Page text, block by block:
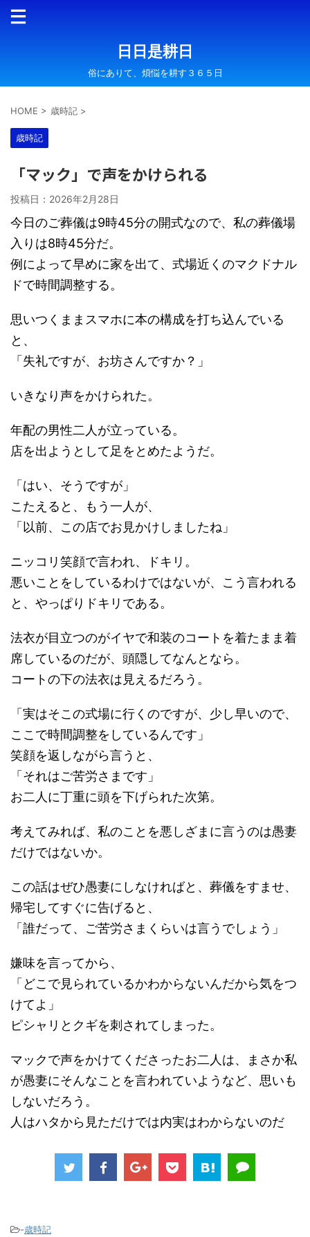
日日是耕日
俗にありて、煩悩を耕す３６５日
HOME > 歳時記 >
歳時記
「マック」で声をかけられる
投稿日： 2026年2月28日
今日のご葬儀は9時45分の開式なので、私の葬儀場
入りは8時45分だ。
例によって早めに家を出て、式場近くのマクドナル
ドで時間調整する。
思いつくままスマホに本の構成を打ち込んでいる
と、
「失礼ですが、お坊さんですか？」
いきなり声をかけられた。
年配の男性二人が立っている。
店を出ようとして足をとめたようだ。
「はい、そうですが」
こたえると、もう一人が、
「以前、この店でお見かけしましたね」
ニッコリ笑顔で言われ、ドキリ。
悪いことをしているわけではないが、こう言われる
と、やっぱりドキリである。
法衣が目立つのがイヤで和装のコートを着たまま着
席しているのだが、頭隠してなんとなら。
コートの下の法衣は見えるだろう。
「実はそこの式場に行くのですが、少し早いので、
ここで時間調整をしているんです」
笑顔を返しながら言うと、
「それはご苦労さまです」
お二人に丁重に頭を下げられた次第。
考えてみれば、私のことを悪しざまに言うのは愚妻
だけではないか。
この話はぜひ愚妻にしなければと、葬儀をすませ、
帰宅してすぐに告げると、
「誰だって、ご苦労さまくらいは言うでしょう」
嫌味を言ってから、
「どこで見られているかわからないんだから気をつ
けてよ」
ピシャリとクギを刺されてしまった。
マックで声をかけてくださったお二人は、まさか私
が愚妻にそんなことを言われていようなど、思いも
しないだろう。
人はハタから見ただけでは内実はわからないのだ
-歳時記